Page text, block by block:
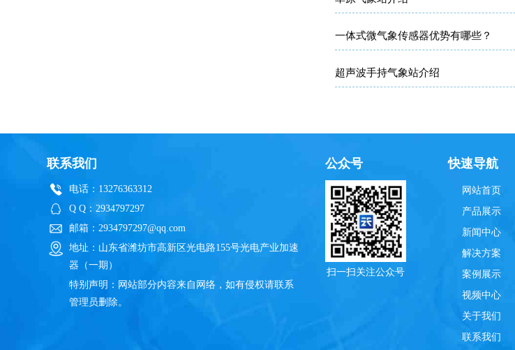
一体式微气象传感器优势有哪些？
超声波手持气象站介绍
联系我们
电话：13276363312
Q Q：2934797297
邮箱：2934797297@qq.com
地址：山东省潍坊市高新区光电路155号光电产业加速
器（一期）
特别声明：网站部分内容来自网络，如有侵权请联系
管理员删除。
公众号
扫一扫关注公众号
快速导航
网站首页
产品展示
新闻中心
解决方案
案例展示
视频中心
关于我们
联系我们